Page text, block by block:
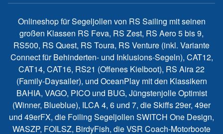
Onlineshop für Segeljollen von RS Sailing mit seinen
großen Klassen RS Feva, RS Zest, RS Aero 5 bis 9,
RS500, RS Quest, RS Toura, RS Venture (inkl. Variante
Connect für Behinderten- und Inklusions-Segeln), CAT12,
CAT14, CAT16, RS21 (Offenes Kielboot), RS Aira 22
(Family-Daysailer), und OceanPlay mit den Klassikern
BAHIA, VAGO, PICO und BUG, Jüngstenjolle Optimist
(Winner, Blueblue), ILCA 4, 6 und 7, die Skiffs 29er, 49er
und 49erFX, die Foiling Segeljollen SWITCH One Design,
WASZP, FOILSZ, BirdyFish, die VSR Coach-Motorboote